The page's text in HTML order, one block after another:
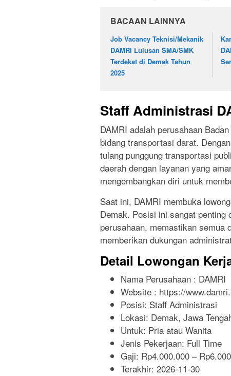
BACAAN LAINNYA
Job Vacancy Teknisi/Mekanik
DAMRI Lulusan SMA/SMK
Terdekat di Demak Tahun
2025
Staff Administrasi
DAMRI adalah perusahaan
bidang transportasi darat.
tulang punggung transportasi
daerah dengan layanan yang
mengembangkan diri untuk
Saat ini, DAMRI membuka
Demak. Posisi ini sangat penting
perusahaan, memastikan semua
memberikan dukungan
Detail Lowongan
Nama Perusahaan : DAMRI
Website : https://
Posisi: Staff Administrasi
Lokasi: Demak, Jawa
Untuk: Pria atau Wanita
Jenis Pekerjaan: Full Time
Gaji: Rp4.000.000 – Rp
Terakhir: 2026-11-30